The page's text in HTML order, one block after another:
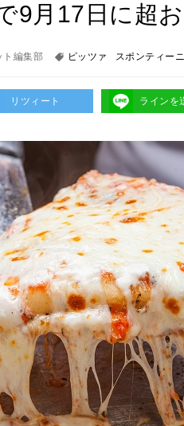
9月17日に超
ト編集部 ピッツァ スポンティーニ
リツィート ラインを